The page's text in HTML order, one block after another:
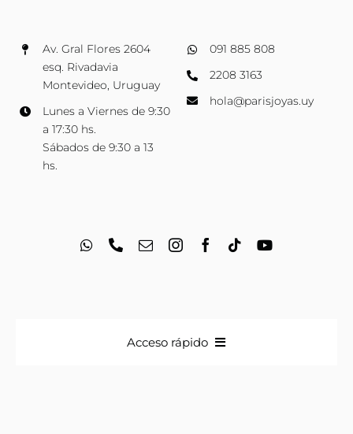
Av. Gral Flores 2604
esq. Rivadavia
Montevideo, Uruguay
Lunes a Viernes de 9:30
a 17:30 hs.
Sábados de 9:30 a 13
hs.
091 885 808
2208 3163
hola@parisjoyas.uy
Acceso rápido